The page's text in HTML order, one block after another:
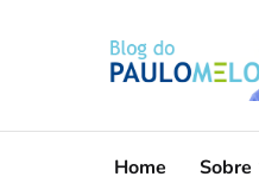
Home Sobre